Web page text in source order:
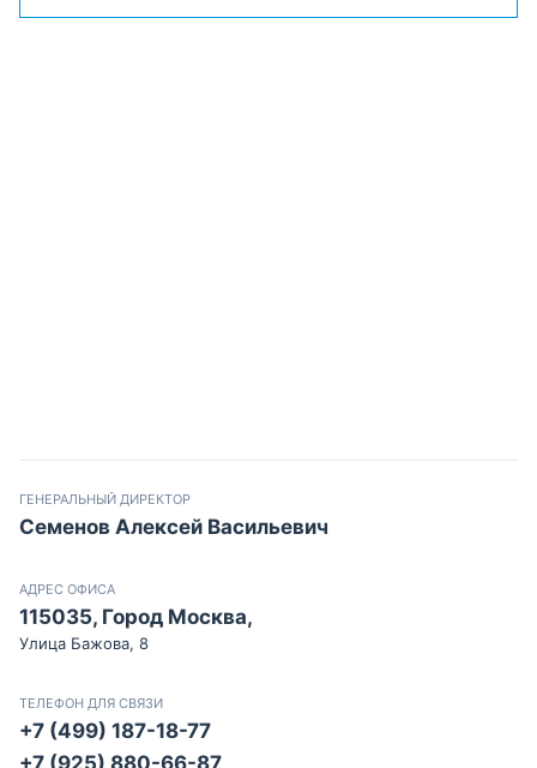
ГЕНЕРАЛЬНЫЙ ДИРЕКТОР
Семенов Алексей Васильевич
АДРЕС ОФИСА
115035, Город Москва,
Улица Бажова, 8
ТЕЛЕФОН ДЛЯ СВЯЗИ
+7 (499) 187-18-77
+7 (925) 880-66-87